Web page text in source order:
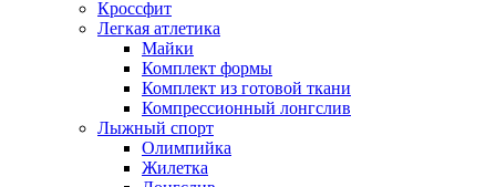
Кроссфит
Легкая атлетика
Майки
Комплект формы
Комплект из готовой ткани
Компрессионный лонгслив
Лыжный спорт
Олимпийка
Жилетка